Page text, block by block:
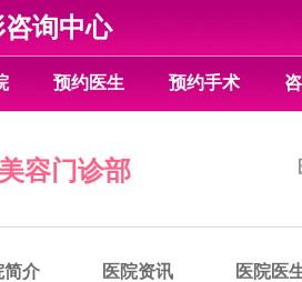
询中心
预约医生 预约手术
容门诊部
简介 医院资讯 医院医